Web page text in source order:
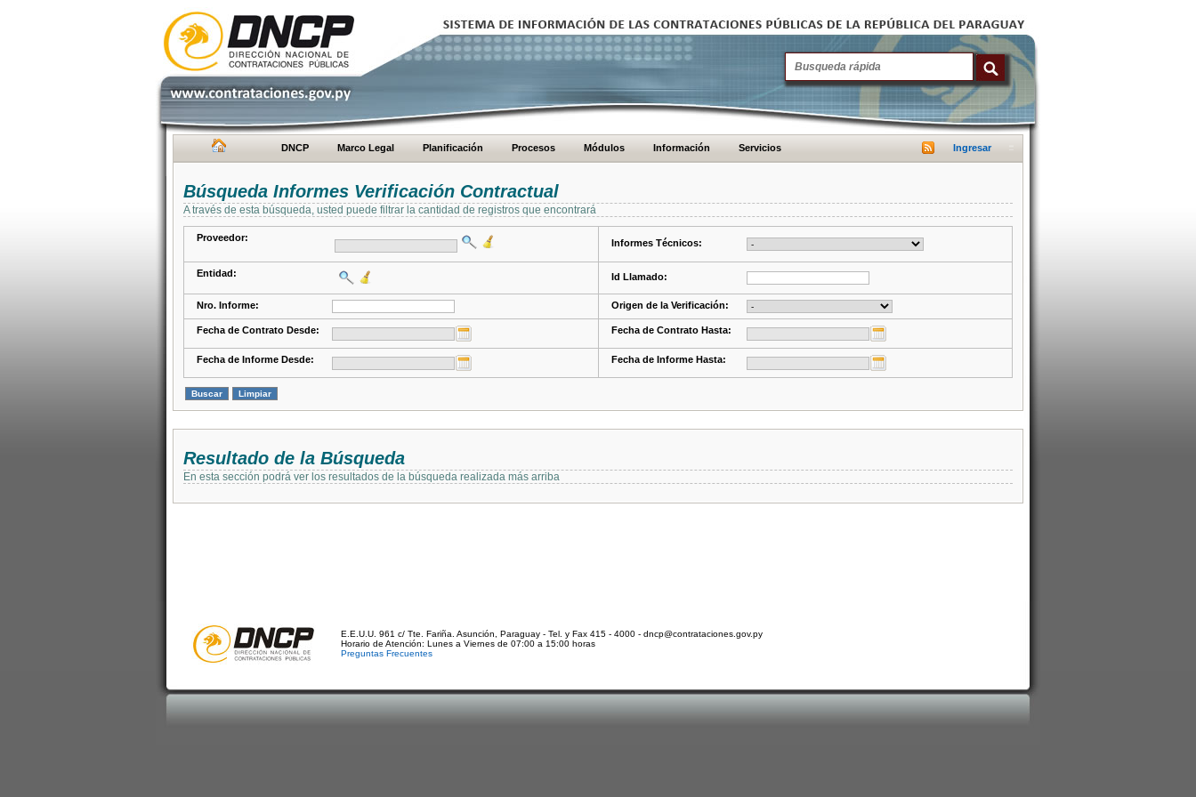
DNCP Marco Legal Planificación Procesos Módulos Información Servicios Ingresar
Búsqueda Informes Verificación Contractual
A través de esta búsqueda, usted puede filtrar la cantidad de registros que encontrará
Proveedor: Informes Técnicos:
Entidad: Id Llamado:
Nro. Informe: Origen de la Verificación:
Fecha de Contrato Desde: Fecha de Contrato Hasta:
Fecha de Informe Desde: Fecha de Informe Hasta:
Resultado de la Búsqueda
En esta sección podrá ver los resultados de la búsqueda realizada más arriba
E.E.U.U. 961 c/ Tte. Fariña. Asunción, Paraguay - Tel. y Fax 415 - 4000 - dncp@contrataciones.gov.py
Horario de Atención: Lunes a Viernes de 07:00 a 15:00 horas
Preguntas Frecuentes